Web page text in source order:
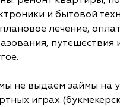
и бытовой
лечение,
путешествия
не выдаем займы на
играх